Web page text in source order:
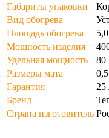
Габариты упаковки
Вид обогрева
Площадь обогрева
Мощность изделия
Удельная мощность
80
Размеры мата
Гарантия
25
Бренд
Страна изготовитель